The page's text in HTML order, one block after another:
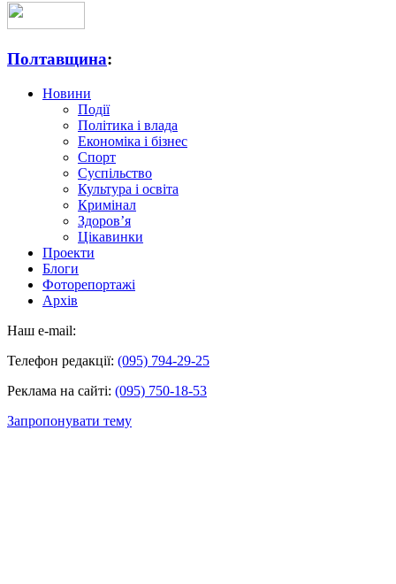
Полтавщина:
Новини
Події
Політика і влада
Економіка і бізнес
Спорт
Суспільство
Культура і освіта
Кримінал
Здоров’я
Цікавинки
Проекти
Блоги
Фоторепортажі
Архів
Наш e-mail:
Телефон редакції: (095) 794-29-25
Реклама на сайті: (095) 750-18-53
Запропонувати тему